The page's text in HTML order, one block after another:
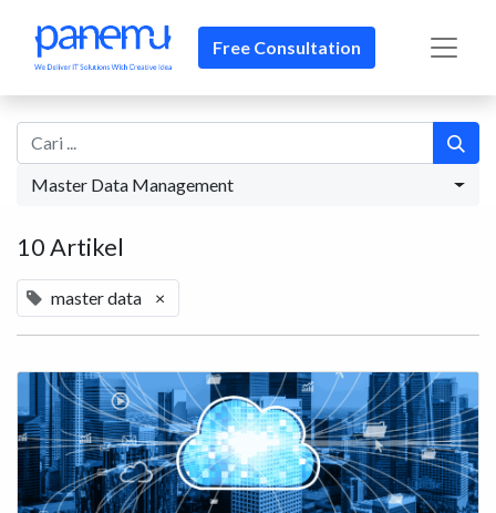
Free Consultation
Master Data Management
10 Artikel
master data ×